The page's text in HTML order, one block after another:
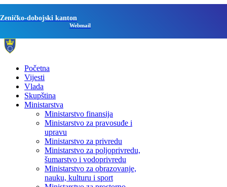
Zeničko-dobojski kanton
Webmail
Početna
Vijesti
Vlada
Skupština
Ministarstva
Ministarstvo finansija
Ministarstvo za pravosuđe i
upravu
Ministarstvo za privredu
Ministarstvo za poljoprivredu,
šumarstvo i vodoprivredu
Ministarstvo za obrazovanje,
nauku, kulturu i sport